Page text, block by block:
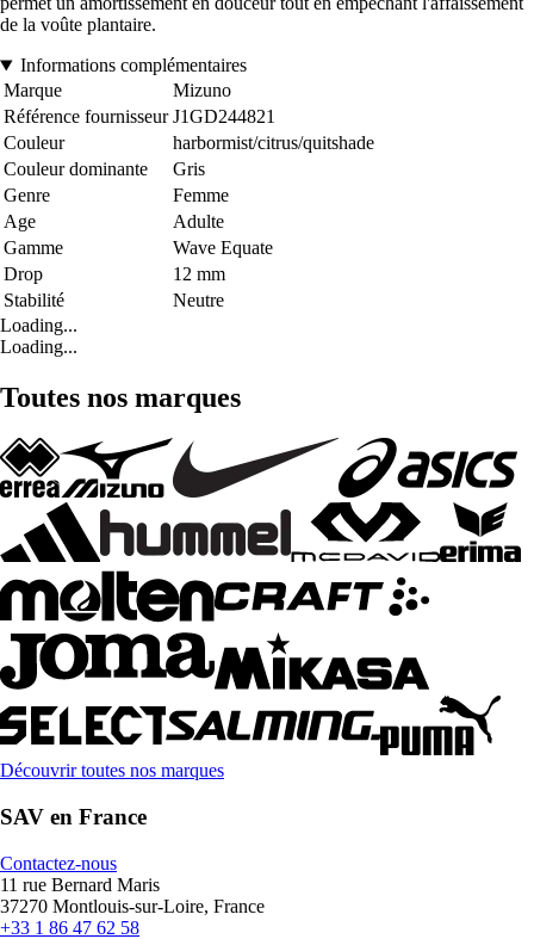
de la voûte plantaire.
Informations complémentaires
Marque
Mizuno
Référence fournisseur J1GD244821
Couleur
harbormist/citrus/quitshade
Couleur dominante
Gris
Genre
Femme
Age
Adulte
Gamme
Wave Equate
Drop
12 mm
Stabilité
Neutre
Loading...
Loading...
Toutes nos marques
Découvrir toutes nos marques
SAV en France
Contactez-nous
11 rue Bernard Maris
37270 Montlouis-sur-Loire, France
+33 1 86 47 62 58